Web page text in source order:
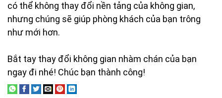
có thể không thay đổi nền tảng của không gian,
nhưng chúng sẽ giúp phòng khách của bạn trông
như mới hơn.
Bắt tay thay đổi không gian nhàm chán của bạn
ngay đi nhé! Chúc bạn thành công!